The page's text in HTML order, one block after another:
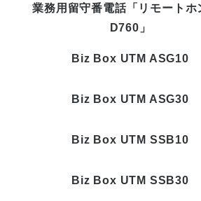
業務用留守番電話「リモートホ
D760」
Biz Box UTM ASG10
Biz Box UTM ASG30
Biz Box UTM SSB10
Biz Box UTM SSB30